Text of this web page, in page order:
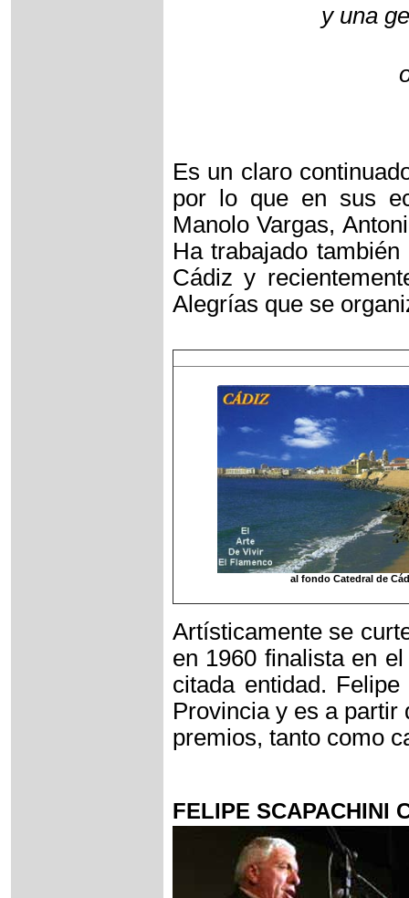
y una
Es un claro
por lo que en sus
Manolo Vargas,
Ha trabajado
Cádiz y
Alegrías que se
al fondo Catedral de
Artísticamente se
en 1960 finalista en
citada entidad.
Provincia y es a partir
premios, tanto como
FELIPE SCAPACHINI